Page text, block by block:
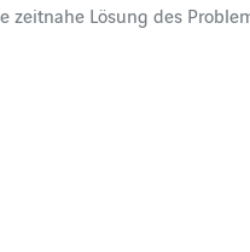
zeitnahe Lösung des